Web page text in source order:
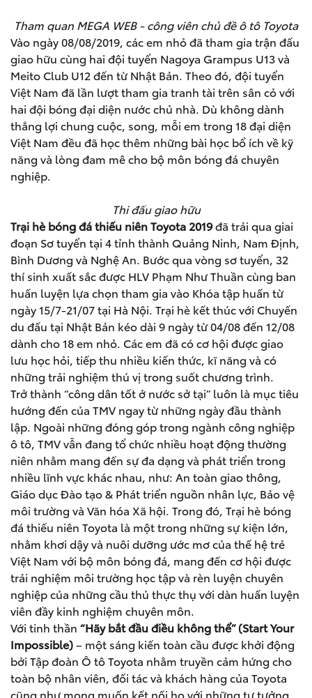
Tham quan MEGA WEB - công viên chủ đề ô tô Toyota
Vào ngày 08/08/2019, các em nhỏ đã tham gia trận đấu
giao hữu cùng hai đội tuyển Nagoya Grampus U13 và
Meito Club U12 đến từ Nhật Bản. Theo đó, đội tuyển
Việt Nam đã lần lượt tham gia tranh tài trên sân cỏ với
hai đội bóng đại diện nước chủ nhà. Dù không dành
thắng lợi chung cuộc, song, mỗi em trong 18 đại diện
Việt Nam đều đã học thêm những bài học bổ ích về kỹ
năng và lòng đam mê cho bộ môn bóng đá chuyên
nghiệp.
Thi đấu giao hữu
Trại hè bóng đá thiếu niên Toyota 2019đã trải qua giai
đoạn Sơ tuyển tại 4 tỉnh thành Quảng Ninh, Nam Định,
Bình Dương và Nghệ An. Bước qua vòng sơ tuyển, 32
thí sinh xuất sắc được HLV Phạm Như Thuần cùng ban
huấn luyện lựa chọn tham gia vào Khóa tập huấn từ
ngày 15/7-21/07 tại Hà Nội. Trại hè kết thúc với Chuyến
du đấu tại Nhật Bản kéo dài 9 ngày từ 04/08 đến 12/08
dành cho 18 em nhỏ. Các em đã có cơ hội được giao
lưu học hỏi, tiếp thu nhiều kiến thức, kĩ năng và có
những trải nghiệm thú vị trong suốt chương trình.
Trở thành “công dân tốt ở nước sở tại” luôn là mục tiêu
hướng đến của TMV ngay từ những ngày đầu thành
lập. Ngoài những đóng góp trong ngành công nghiệp
ô tô, TMV vẫn đang tổ chức nhiều hoạt động thường
niên nhằm mang đến sự đa dạng và phát triển trong
nhiều lĩnh vực khác nhau, như: An toàn giao thông,
Giáo dục Đào tạo & Phát triển nguồn nhân lực, Bảo vệ
môi trường và Văn hóa Xã hội. Trong đó, Trại hè bóng
đá thiếu niên Toyota là một trong những sự kiện lớn,
nhằm khơi dậy và nuôi dưỡng ước mơ của thế hệ trẻ
Việt Nam với bộ môn bóng đá, mang đến cơ hội được
trải nghiệm môi trường học tập và rèn luyện chuyên
nghiệp của những cầu thủ thực thụ với dàn huấn luyện
viên đầy kinh nghiệm chuyên môn.
Với tinh thần “Hãy bắt đầu điều không thể” (Start Your
Impossible)– một sáng kiến toàn cầu được khởi động
bởi Tập đoàn Ô tô Toyota nhằm truyền cảm hứng cho
toàn bộ nhân viên, đối tác và khách hàng của Toyota
cũng như mong muốn kết nối họ với những tư tưởng